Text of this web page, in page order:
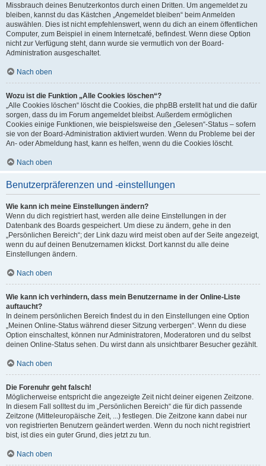
Missbrauch deines Benutzerkontos durch einen Dritten. Um angemeldet zu
bleiben, kannst du das Kästchen „Angemeldet bleiben“ beim Anmelden
auswählen. Dies ist nicht empfehlenswert, wenn du dich an einem öffentlichen
Computer, zum Beispiel in einem Internetcafé, befindest. Wenn diese Option
nicht zur Verfügung steht, dann wurde sie vermutlich von der Board-
Administration ausgeschaltet.
Nach oben
Wozu ist die Funktion „Alle Cookies löschen“?
„Alle Cookies löschen“ löscht die Cookies, die phpBB erstellt hat und die dafür
sorgen, dass du im Forum angemeldet bleibst. Außerdem ermöglichen
Cookies einige Funktionen, wie beispielsweise den „Gelesen“-Status – sofern
sie von der Board-Administration aktiviert wurden. Wenn du Probleme bei der
An- oder Abmeldung hast, kann es helfen, wenn du die Cookies löscht.
Nach oben
Benutzerpräferenzen und -einstellungen
Wie kann ich meine Einstellungen ändern?
Wenn du dich registriert hast, werden alle deine Einstellungen in der
Datenbank des Boards gespeichert. Um diese zu ändern, gehe in den
„Persönlichen Bereich“; der Link dazu wird meist oben auf der Seite angezeigt,
wenn du auf deinen Benutzernamen klickst. Dort kannst du alle deine
Einstellungen ändern.
Nach oben
Wie kann ich verhindern, dass mein Benutzername in der Online-Liste
auftaucht?
In deinem persönlichen Bereich findest du in den Einstellungen eine Option
„Meinen Online-Status während dieser Sitzung verbergen“. Wenn du diese
Option einschaltest, können nur Administratoren, Moderatoren und du selbst
deinen Online-Status sehen. Du wirst dann als unsichtbarer Besucher gezählt.
Nach oben
Die Forenuhr geht falsch!
Möglicherweise entspricht die angezeigte Zeit nicht deiner eigenen Zeitzone.
In diesem Fall solltest du im „Persönlichen Bereich“ die für dich passende
Zeitzone (Mitteleuropäische Zeit, ...) festlegen. Die Zeitzone kann dabei nur
von registrierten Benutzern geändert werden. Wenn du noch nicht registriert
bist, ist dies ein guter Grund, dies jetzt zu tun.
Nach oben